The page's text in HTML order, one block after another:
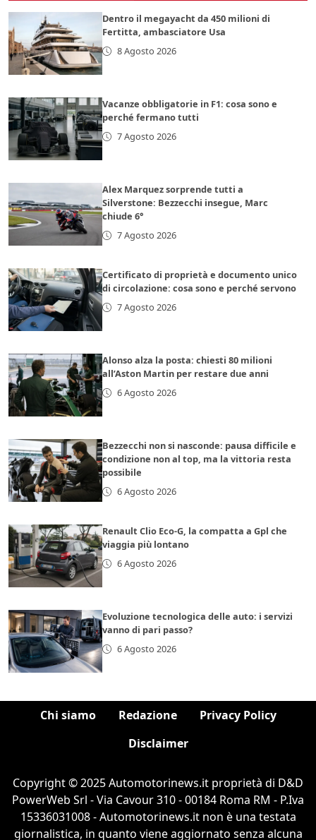
Dentro il megayacht da 450 milioni di
Fertitta, ambasciatore Usa
8 Agosto 2026
Vacanze obbligatorie in F1: cosa sono e
perché fermano tutti
7 Agosto 2026
Alex Marquez sorprende tutti a
Silverstone: Bezzecchi insegue, Marc
chiude 6°
7 Agosto 2026
Certificato di proprietà e documento unico
di circolazione: cosa sono e perché servono
7 Agosto 2026
Alonso alza la posta: chiesti 80 milioni
all’Aston Martin per restare due anni
6 Agosto 2026
Bezzecchi non si nasconde: pausa difficile e
condizione non al top, ma la vittoria resta
possibile
6 Agosto 2026
Renault Clio Eco-G, la compatta a Gpl che
viaggia più lontano
6 Agosto 2026
Evoluzione tecnologica delle auto: i servizi
vanno di pari passo?
6 Agosto 2026
Chi siamo Redazione
Privacy Policy
Disclaimer
Copyright © 2025 Automotorinews.it proprietà di D&D
PowerWeb Srl - Via Cavour 310 - 00184 Roma RM - P.Iva
15336031008 - Automotorinews.it non è una testata
giornalistica, in quanto viene aggiornato senza alcuna